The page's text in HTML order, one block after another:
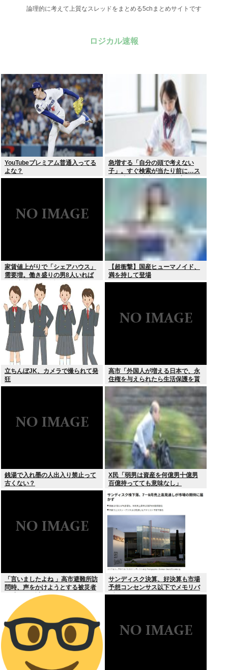
論理的に考えて上質なスレッドをまとめる5chまとめサイトです
ロジカル速報
YouTubeプレミアム普通入ってる
よな？
急増する「自分の頭で考えない
子」。すぐ検索が当たり前に…ス
マホ時代の”親切すぎる教育”が奪
家賃値上がりで「シェアハウス」
需要増。働き盛りの男8人いれば
一軒家暮らしも余裕で毎日楽しい
【超衝撃】国産ヒューマノイド、
満を持して登場
立ちんぼJK、カメラで撮られて発
狂
高市「外国人が増える日本で、永
住権を与えられたら生活保護を貰
うなんて人が増えては困る。日本
人以上の水準の人のみ許可しま
す」
銭湯で入れ墨の人出入り禁止って
古くない？
X民「弱男は資産を何億男十億男
百億持ってても意味なし」
「言いましたよね 」高市避難所訪
問時、声をかけようとする被災者
を威圧する謎のハゲガードマンが
サンディスク決算、好決算も市場
予想コンセンサス以下でメモリバ
ブル終了へ